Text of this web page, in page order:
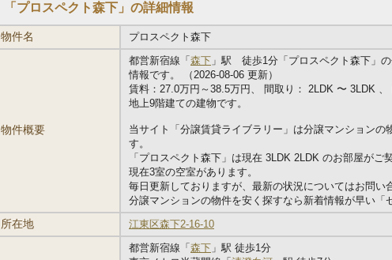
「プロスペクト森下」の詳細情報
物件名 プロスペクト森下
物件概要
都営新宿線「 森下 」駅 徒歩1分「プロスペクト森下」
情報です。 （2026-08-06 更新）
賃料：27.0万円～38.5万円、 間取り： 2LDK 〜 3LDK 、
地上9階建ての建物です。
当サイト「分譲賃貸ライブラリー」は分譲マンションの
す。
「プロスペクト森下」は現在 3LDK 2LDK のお部屋がご
現在3室の空室があります。
毎日更新しておりますが、最新の状況についてはお問い
分譲マンションの物件を安く探すなら新着情報が早い「
所在地 江東区森下2-16-10
都営新宿線「 森下 」駅 徒歩1分